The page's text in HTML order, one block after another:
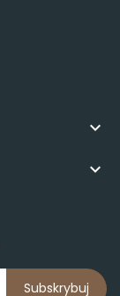


Subskrybuj